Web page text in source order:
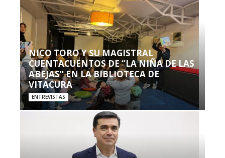
NICO TORO Y SU MAGISTRAL
CUENTACUENTOS DE “LA NIÑA DE LAS
ABEJAS” EN LA BIBLIOTECA DE
VITACURA
ENTREVISTAS